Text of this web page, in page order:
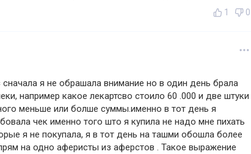
1 0
я не обрашала внимание но в один день брала
например какое лекартсво стоило 60 .000 и две штуки
меньше или болше суммы.именно в тот день я
чек именно того што я купила не надо мне пихать
я не покупала, я в тот день на ташми обошла более
на одно аферисты из аферстов . Такое выражение